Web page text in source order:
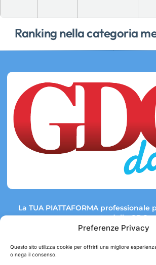
Preferenze Privacy
Questo sito utilizza cookie per offrirti una migliore
o nega il consenso.
Ranking nella categoria
La TUA PIATTAFORMA
mercato della GDO.
Link rapidi: